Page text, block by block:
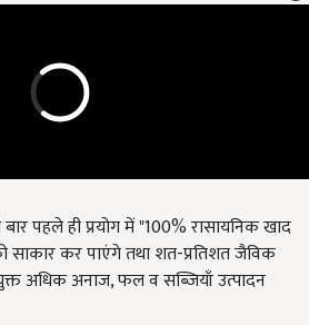
पहले ही प्रयोग में "100% रासायनिक खाद
साकार कर पाएंगे तथा शत-प्रतिशत जैविक
युक्त अधिक अनाज, फल व सब्जियाँ उत्पादन